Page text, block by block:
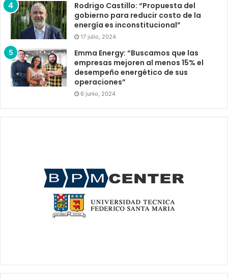
Rodrigo Castillo: “Propuesta del
gobierno para reducir costo de la
energía es inconstitucional”
17 julio, 2024
Emma Energy: “Buscamos que las
empresas mejoren al menos 15% el
desempeño energético de sus
operaciones”
6 junio, 2024